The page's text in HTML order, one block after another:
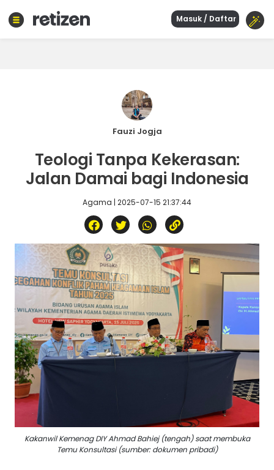
Masuk / Daftar
Fauzi Jogja
Teologi Tanpa Kekerasan:
Jalan Damai bagi Indonesia
Agama | 2025-07-15 21:37:44
Kakanwil Kemenag DIY Ahmad Bahiej (tengah) saat membuka
Temu Konsultasi (sumber: dokumen pribadi)
Kuliner
Eduaksi
Info
Terkini
Network
Republika
Republika
ID
ihram.republika.co.id